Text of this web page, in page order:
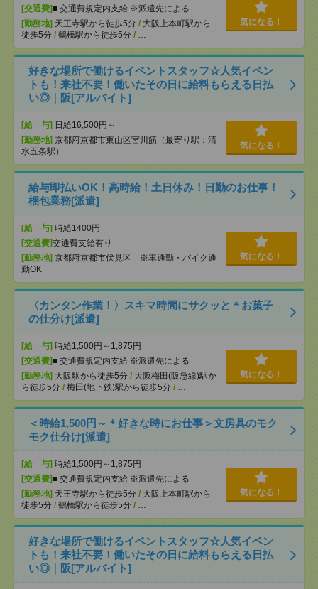
[交通費]■ 交通費規定内支給 ※派遣先による
[勤務地] 天王寺駅から徒歩5分 / 大阪上本町駅から
徒歩5分 / 鶴橋駅から徒歩5分 / …
気になる！
好きな場所で働けるイベントスタッフ☆人気イベン
トも！来社不要！働いたその日に給料もらえる日払
い◎｜阪[アルバイト]
[給 与] 日給16,500円～
[勤務地] 京都府京都市東山区宮川筋（最寄り駅：清
水五条駅）
気になる！
給与即払いOK！高時給！土日休み！日勤のお仕事！
梱包業務[派遣]
[給 与] 時給1400円
[交通費]交通費支給有り
[勤務地] 京都府京都市伏見区 ※車通勤・バイク通
勤OK
気になる！
〈カンタン作業！〉スキマ時間にサクッと＊お菓子
の仕分け[派遣]
[給 与] 時給1,500円～1,875円
[交通費]■ 交通費規定内支給 ※派遣先による
[勤務地] 大阪駅から徒歩5分 / 大阪梅田(阪急線)駅か
ら徒歩5分 / 梅田(地下鉄)駅から徒歩5分 / …
気になる！
＜時給1,500円～＊好きな時にお仕事＞文房具のモク
モク仕分け[派遣]
[給 与] 時給1,500円～1,875円
[交通費]■ 交通費規定内支給 ※派遣先による
[勤務地] 天王寺駅から徒歩5分 / 大阪上本町駅から
徒歩5分 / 鶴橋駅から徒歩5分 / …
気になる！
好きな場所で働けるイベントスタッフ☆人気イベン
トも！来社不要！働いたその日に給料もらえる日払
い◎｜阪[アルバイト]